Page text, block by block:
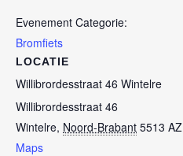
Evenement Categorie:
Bromfiets
LOCATIE
Willibrordesstraat 46 Wintelre
Willibrordesstraat 46
Wintelre, Noord-Brabant 5513 AZ
Maps